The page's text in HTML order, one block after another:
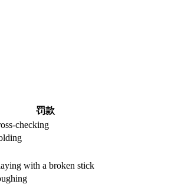
罚款
checking
with a broken stick